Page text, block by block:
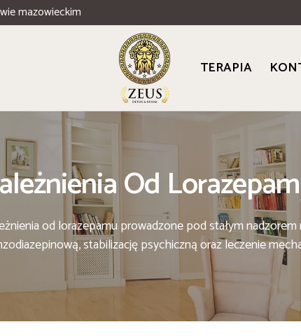
mazowieckim
TERAPIA
Od
od lorazepamu prowadzone pod stałym
stabilizację psychiczną oraz leczenie